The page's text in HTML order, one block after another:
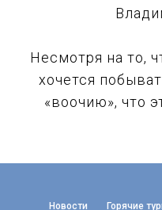
Несмотря на то,
хочется
«воочию», что
Новости Горячие